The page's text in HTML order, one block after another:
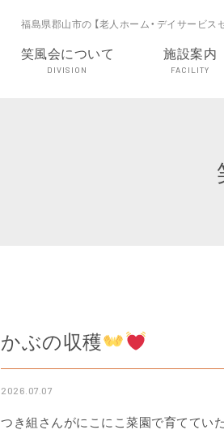
福島県郡山市の 【老人ホーム・デイサービ
笑風会について
DIVISION
施設案内
FACILITY
かぶの収穫
2026.07.07
つき組さんがにこにこ菜園で育ててい